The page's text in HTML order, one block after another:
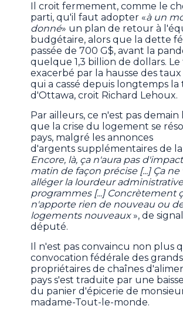
Il croit fermement, comme le
parti, qu'il faut adopter «à un
donné» un plan de retour à
budgétaire, alors que la dette
passée de 700 G$, avant la
quelque 1,3 billion de dollars.
exacerbé par la hausse des
qui a cassé depuis longtemps la
d'Ottawa, croit Richard Lehoux.
Par ailleurs, ce n'est pas demain
que la crise du logement se
pays, malgré les annonces
d'argents supplémentaires de la
Encore, là, ça n'aura pas
matin de façon précise [...] Ça
alléger la lourdeur
programmes [...] Concrètement
n'apporte rien de nouveau ou
logements nouveaux», de
député.
Il n'est pas convaincu non plus
convocation fédérale des grands
propriétaires de chaînes
pays s'est traduite par une
du panier d'épicerie de
madame-Tout-le-monde.